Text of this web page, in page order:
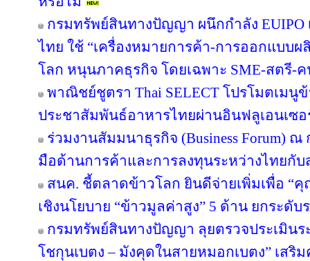
กรมทรัพย์สินทางปัญญา ผนึกกำลัง EUIPO
ไทย ใช้ “เครื่องหมายการค้า-การออกแบบ
โลก หนุนภาคธุรกิจ โดยเฉพาะ SME-สตรี-
พาณิชย์ชูตรา Thai SELECT โปรโมตเมนู
ประชาสัมพันธ์อาหารไทยผ่านอินฟลูเอนเซ
ร่วมงานสัมมนาธุรกิจ (Business Forum)
มือด้านการค้าและการลงทุนระหว่างไทยกั
สนค. ชี้ตลาดข้าวโลก ยินดีจ่ายเพิ่มเพื่อ “
เชิงนโยบาย “ข้าวมูลค่าสูง” 5 ด้าน ยกระดับ
กรมทรัพย์สินทางปัญญา ลุยตรวจประเมิน
โชกุนเบตง – มังคุดในสายหมอกเบตง” เส